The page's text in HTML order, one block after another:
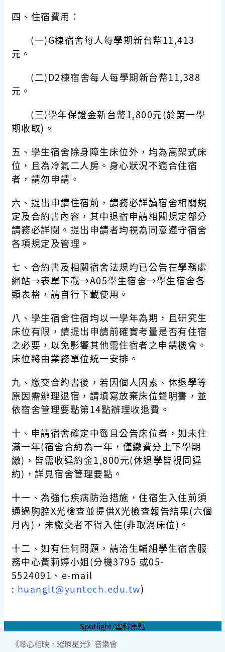
四、住宿費用：
(一)G棟宿舍每人每學期新台幣11,413
元。
(二)D2棟宿舍每人每學期新台幣11,388
元。
(三)學年保證金新台幣1,800元(於第一學
期收取)。
五、學生宿舍除身障生床位外，均為高架式床
位，且為冷氣二人房。身心狀況不適合住宿
者，請勿申請。
六、提出申請住宿前，請務必詳讀宿舍相關規
定及合約書內容，其中退宿申請相關規定部分
請務必詳閱。提出申請者均視為同意遵守宿舍
各項規定及管理。
七、合約書及相關宿舍法規均已公告在學務處
網站→表單下載→A05學生宿舍→學生宿舍各
類表格，請自行下載使用。
八、學生宿舍住宿均以一學年為期，且研究生
床位有限，請提出申請前確實考量是否有住宿
之必要，以免影響其他需住宿者之申請機會。
床位將由業務單位統一安排。
九、繳交合約書後，若因個人因素、休退學等
原因需辦理退宿，請填寫放棄床位聲明書，並
依宿舍管理要點第14點辦理收退費。
十、申請宿舍確定中籤且公告床位者，如未住
滿一年(宿舍合約為一年，僅繳費分上下學期
繳)，皆需收違約金1,800元(休退學皆視同違
約)，詳見宿舍管理要點。
十一、為強化疾病防治措施，住宿生入住前須
通過胸腔X光檢查並提供X光檢查報告結果(六個
月內)，未繳交者不得入住(非取消床位)。
十二、如有任何問題，請洽生輔組學生宿舍服
務中心黃莉婷小姐(分機3795 或05-
5524091、e-mail
: huanglt@yuntech.edu.tw)
Spotlight/雲科焦點
《琴心相映，璀璨星光》音樂會